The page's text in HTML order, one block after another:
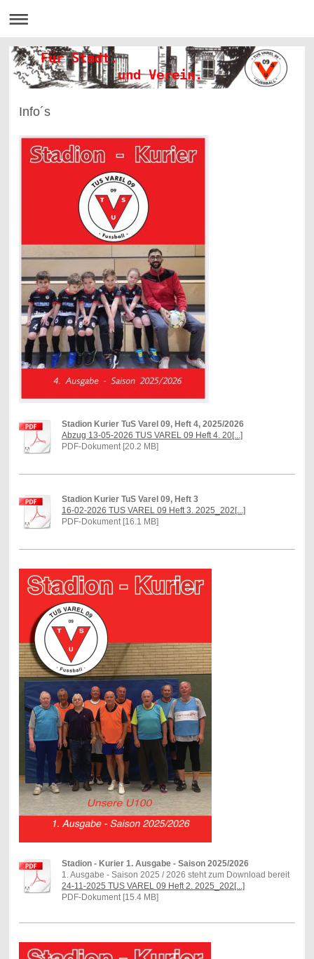
Für Stadt.
und Verein.
Info´s
Stadion Kurier TuS Varel 09, Heft 4, 2025/2026
Abzug 13-05-2026 TUS VAREL 09 Heft 4. 20[...]
PDF-Dokument [20.2 MB]
Stadion Kurier TuS Varel 09, Heft 3
16-02-2026 TUS VAREL 09 Heft 3. 2025_202[...]
PDF-Dokument [16.1 MB]
Stadion - Kurier 1. Ausgabe - Saison 2025/2026
1. Ausgabe - Saison 2025 / 2026 steht zum Download bereit
24-11-2025 TUS VAREL 09 Heft 2. 2025_202[...]
PDF-Dokument [15.4 MB]